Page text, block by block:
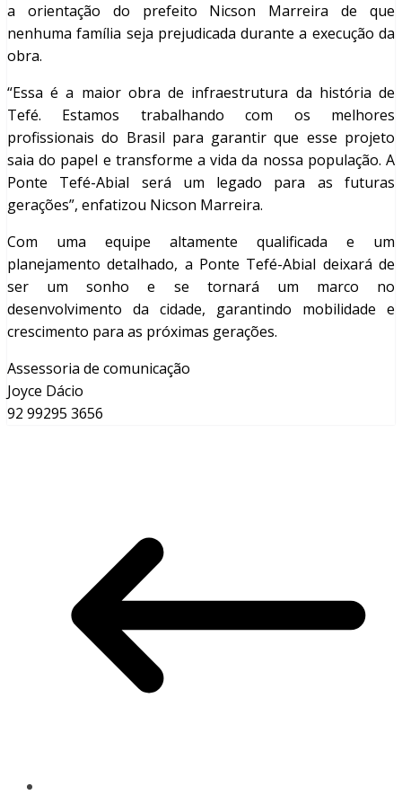
a orientação do prefeito Nicson Marreira de que
nenhuma família seja prejudicada durante a execução da
obra.
“Essa é a maior obra de infraestrutura da história de
Tefé. Estamos trabalhando com os melhores
profissionais do Brasil para garantir que esse projeto
saia do papel e transforme a vida da nossa população. A
Ponte Tefé-Abial será um legado para as futuras
gerações”, enfatizou Nicson Marreira.
Com uma equipe altamente qualificada e um
planejamento detalhado, a Ponte Tefé-Abial deixará de
ser um sonho e se tornará um marco no
desenvolvimento da cidade, garantindo mobilidade e
crescimento para as próximas gerações.
Assessoria de comunicação
Joyce Dácio
92 99295 3656